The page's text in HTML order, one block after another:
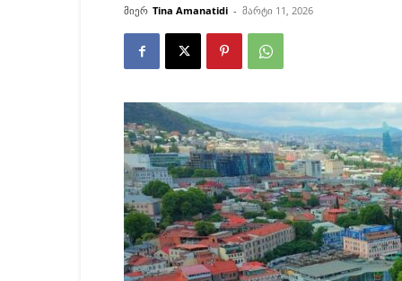
მიერ Tina Amanatidi - მარტი 11, 2026